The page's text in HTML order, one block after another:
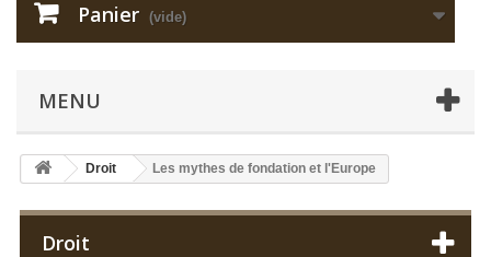
Panier (vide)
MENU
Droit Les mythes de fondation et l'Europe
Droit